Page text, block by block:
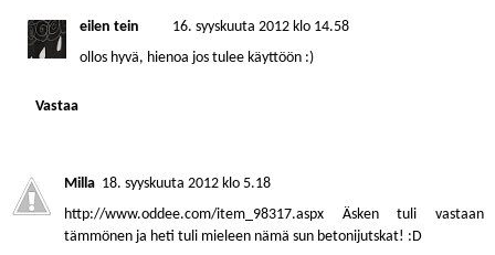
eilen tein
16. syyskuuta 2012 klo 14.58
ollos hyvä, hienoa jos tulee käyttöön :)
Vastaa
Milla 18. syyskuuta 2012 klo 5.18
http://www.oddee.com/item_98317.aspx Äsken tuli vastaan
tämmönen ja heti tuli mieleen nämä sun betonijutskat! :D